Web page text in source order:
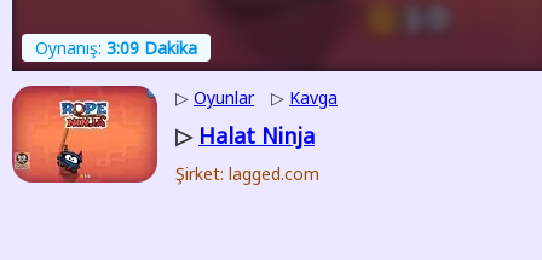
Oynanış: 3:09 Dakika
▷ Oyunlar ▷ Kavga
▷ Halat Ninja
Şirket: lagged.com